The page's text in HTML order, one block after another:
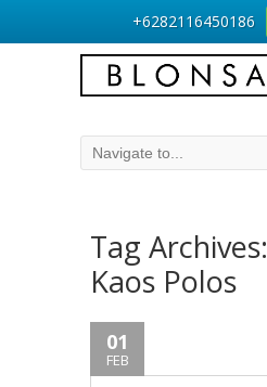
Tag Archives:
Kaos Polos
01
FEB
+6282116450186